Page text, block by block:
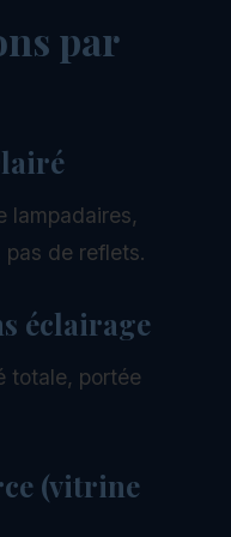
par
lampadaires,
de reflets.
éclairage
totale, portée
(vitrine